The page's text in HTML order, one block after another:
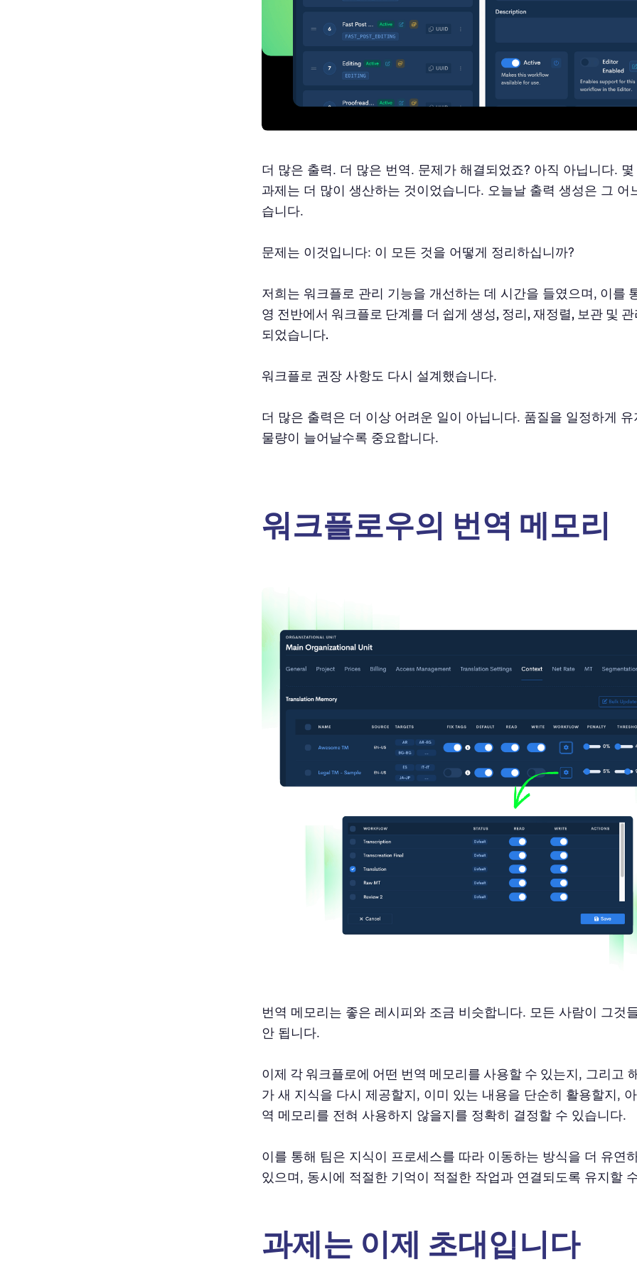
더 많은 출력. 더 많은 번역. 문제가 해결되었죠? 아직 아닙니다.
과제는 더 많이 생산하는 것이었습니다. 오늘날 출력 생성은 그 어
습니다.
문제는 이것입니다: 이 모든 것을 어떻게 정리하십니까?
저희는 워크플로 관리 기능을 개선하는 데 시간을 들였으며, 이를
영 전반에서 워크플로 단계를 더 쉽게 생성, 정리, 재정렬, 보관 및
되었습니다.
워크플로 권장 사항도 다시 설계했습니다.
더 많은 출력은 더 이상 어려운 일이 아닙니다. 품질을 일정하게
물량이 늘어날수록 중요합니다.
워크플로우의 번역 메모리
번역 메모리는 좋은 레시피와 조금 비슷합니다. 모든 사람이 그것
안 됩니다.
이제 각 워크플로에 어떤 번역 메모리를 사용할 수 있는지, 그리고
가 새 지식을 다시 제공할지, 이미 있는 내용을 단순히 활용할지,
역 메모리를 전혀 사용하지 않을지를 정확히 결정할 수 있습니다.
이를 통해 팀은 지식이 프로세스를 따라 이동하는 방식을 더 유연
있으며, 동시에 적절한 기억이 적절한 작업과 연결되도록 유지할
과제는 이제 초대입니다